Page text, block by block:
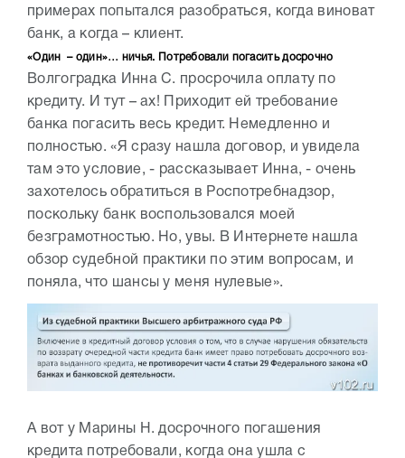
примерах попытался разобраться, когда виноват
банк, а когда – клиент.
«Один – один»… ничья. Потребовали погасить досрочно
Волгоградка Инна С. просрочила оплату по
кредиту. И тут – ах! Приходит ей требование
банка погасить весь кредит. Немедленно и
полностью. «Я сразу нашла договор, и увидела
там это условие, - рассказывает Инна, - очень
захотелось обратиться в Роспотребнадзор,
поскольку банк воспользовался моей
безграмотностью. Но, увы. В Интернете нашла
обзор судебной практики по этим вопросам, и
поняла, что шансы у меня нулевые».
А вот у Марины Н. досрочного погашения
кредита потребовали, когда она ушла с